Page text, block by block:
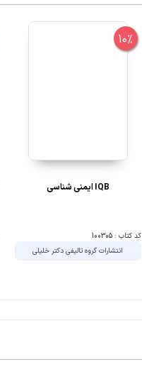
10%
IQB ایمنی شناسی
کد کتاب : 100305
انتشارات گروه تالیفی دکتر خلیلی